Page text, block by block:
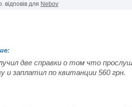
відповів для Nebov
две справки о том что
и заплатил по квитанции 560 грн.